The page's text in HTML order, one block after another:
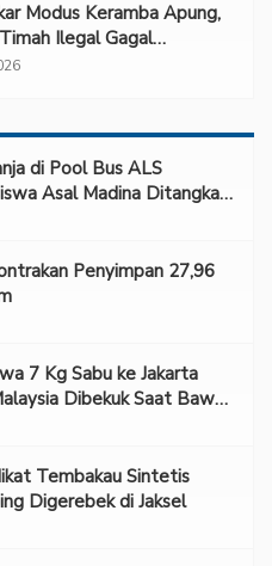
Modus Keramba Apung,
Ilegal Gagal
di Pool Bus ALS
Asal Madina Ditangkap
Penyimpan 27,96
7 Kg Sabu ke Jakarta
Dibekuk Saat Bawa
Di Bandara Soetta
Tembakau Sintetis
Digerebek di Jaksel